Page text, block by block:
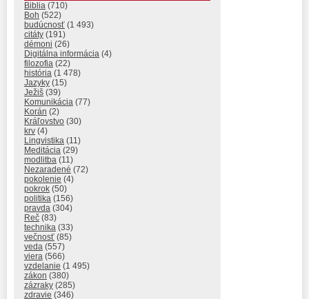
Biblia (710)
Boh (522)
budúcnosť (1 493)
citáty (191)
démoni (26)
Digitálna informácia (4)
filozofia (22)
história (1 478)
Jazyky (15)
Ježiš (39)
Komunikácia (77)
Korán (2)
Kráľovstvo (30)
krv (4)
Lingvistika (11)
Meditácia (29)
modlitba (11)
Nezaradené (72)
pokolenie (4)
pokrok (50)
politika (156)
pravda (304)
Reč (83)
technika (33)
večnosť (85)
veda (557)
viera (566)
vzdelanie (1 495)
zákon (380)
zázraky (285)
zdravie (346)